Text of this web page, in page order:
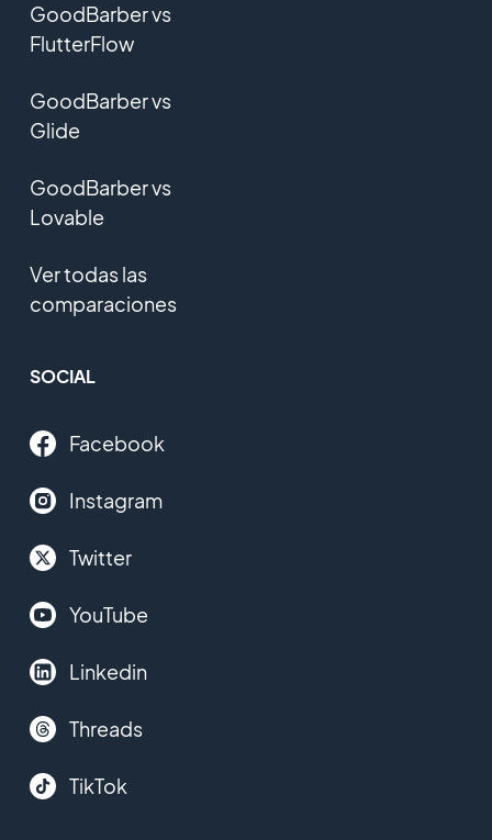
GoodBarber vs
FlutterFlow
GoodBarber vs
Glide
GoodBarber vs
Lovable
Ver todas las
comparaciones
SOCIAL
Facebook
Instagram
Twitter
YouTube
Linkedin
Threads
TikTok